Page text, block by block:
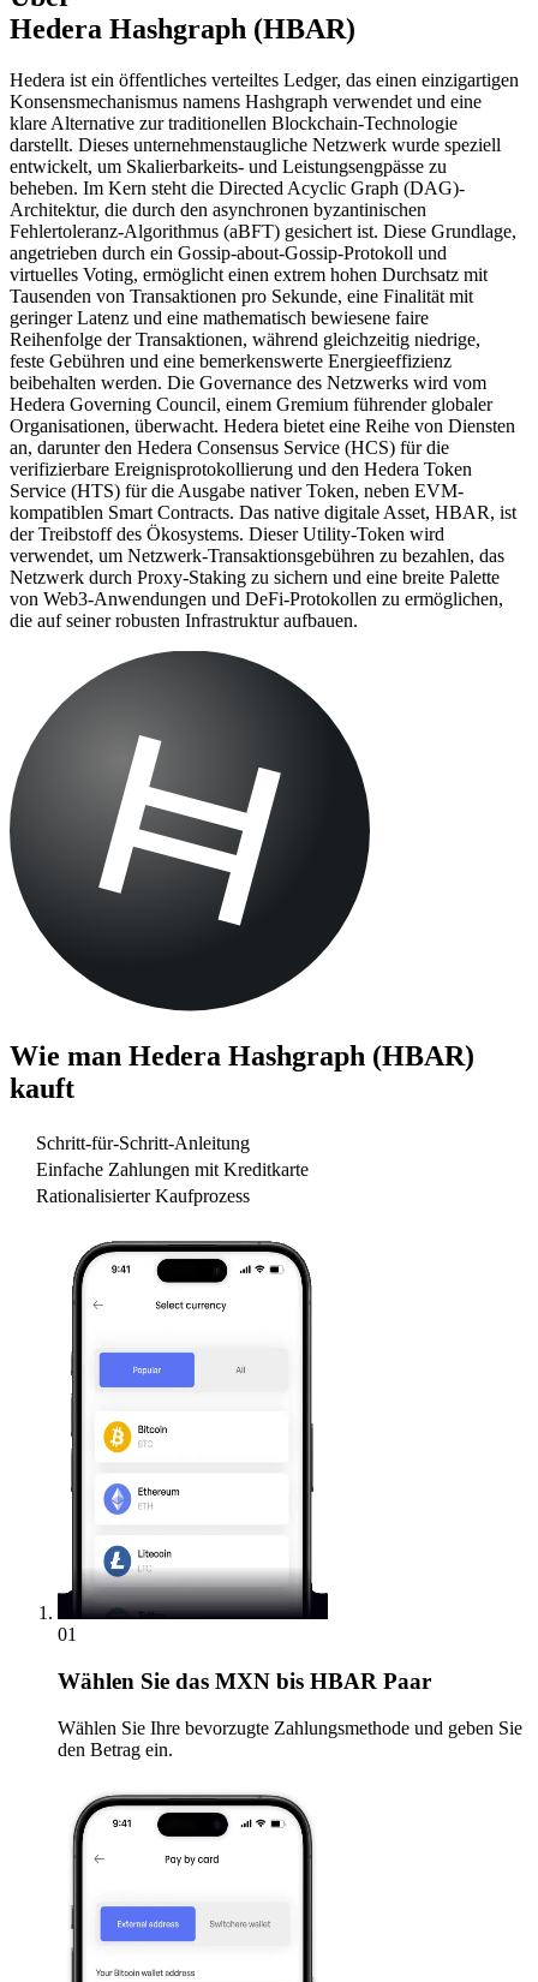
Hedera Hashgraph (HBAR)
Hedera ist ein öffentliches verteiltes Ledger, das einen einzigartigen
Konsensmechanismus namens Hashgraph verwendet und eine
klare Alternative zur traditionellen Blockchain-Technologie
darstellt. Dieses unternehmenstaugliche Netzwerk wurde speziell
entwickelt, um Skalierbarkeits- und Leistungsengpässe zu
beheben. Im Kern steht die Directed Acyclic Graph (DAG)-
Architektur, die durch den asynchronen byzantinischen
Fehlertoleranz-Algorithmus (aBFT) gesichert ist. Diese Grundlage,
angetrieben durch ein Gossip-about-Gossip-Protokoll und
virtuelles Voting, ermöglicht einen extrem hohen Durchsatz mit
Tausenden von Transaktionen pro Sekunde, eine Finalität mit
geringer Latenz und eine mathematisch bewiesene faire
Reihenfolge der Transaktionen, während gleichzeitig niedrige,
feste Gebühren und eine bemerkenswerte Energieeffizienz
beibehalten werden. Die Governance des Netzwerks wird vom
Hedera Governing Council, einem Gremium führender globaler
Organisationen, überwacht. Hedera bietet eine Reihe von Diensten
an, darunter den Hedera Consensus Service (HCS) für die
verifizierbare Ereignisprotokollierung und den Hedera Token
Service (HTS) für die Ausgabe nativer Token, neben EVM-
kompatiblen Smart Contracts. Das native digitale Asset, HBAR, ist
der Treibstoff des Ökosystems. Dieser Utility-Token wird
verwendet, um Netzwerk-Transaktionsgebühren zu bezahlen, das
Netzwerk durch Proxy-Staking zu sichern und eine breite Palette
von Web3-Anwendungen und DeFi-Protokollen zu ermöglichen,
die auf seiner robusten Infrastruktur aufbauen.
Wie man Hedera Hashgraph (HBAR)
kauft
Schritt-für-Schritt-Anleitung
Einfache Zahlungen mit Kreditkarte
Rationalisierter Kaufprozess
01
Wählen Sie das MXN bis HBAR Paar
Wählen Sie Ihre bevorzugte Zahlungsmethode und geben Sie
den Betrag ein.